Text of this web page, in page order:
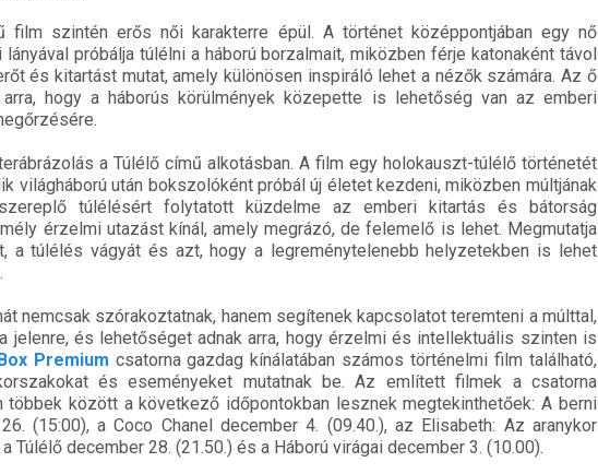
film szintén erős női karakterre épül. A történet középpontjában egy nő
lányával próbálja túlélni a háború borzalmait, miközben férje katonaként távol
és kitartást mutat, amely különösen inspiráló lehet a nézők számára. Az ő
hogy a háborús körülmények közepette is lehetőség van az emberi
a Túlélő című alkotásban. A film egy holokauszt-túlélő történetét
világháború után bokszolóként próbál új életet kezdeni, miközben múltjának
túlélésért folytatott küzdelme az emberi kitartás és bátorság
érzelmi utazást kínál, amely megrázó, de felemelő is lehet. Megmutatja
a túlélés vágyát és azt, hogy a legreménytelenebb helyzetekben is lehet
nemcsak szórakoztatnak, hanem segítenek kapcsolatot teremteni a múlttal,
jelenre, és lehetőséget adnak arra, hogy érzelmi és intellektuális szinten is
Premium csatorna gazdag kínálatában számos történelmi film található,
és eseményeket mutatnak be. Az említett filmek a csatorna
többek között a következő időpontokban lesznek megtekinthetőek: A berni
(15:00), a Coco Chanel december 4. (09.40.), az Elisabeth: Az aranykor
Túlélő december 28. (21.50.) és a Háború virágai december 3. (10.00).